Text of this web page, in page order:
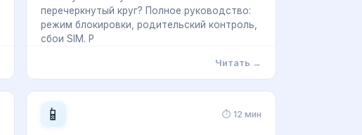
перечеркнутый круг? Полное руководство:
режим блокировки, родительский контроль,
сбои SIM. Р
Читать →
📱 ⏱ 12 мин